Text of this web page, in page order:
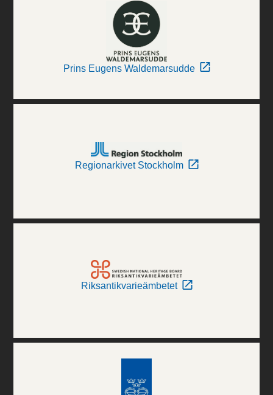
Prins Eugens Waldemarsudde
Regionarkivet Stockholm
Riksantikvarieämbetet